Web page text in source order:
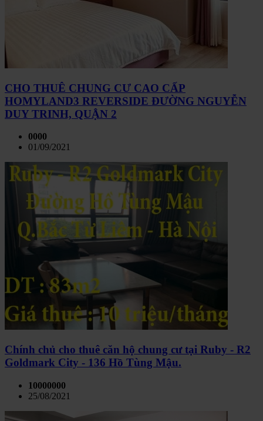
CHO THUÊ CHUNG CƯ CAO CẤP
HOMYLAND3 REVERSIDE ĐƯỜNG NGUYỄN
DUY TRINH, QUẬN 2
0000
01/09/2021
Chính chủ cho thuê căn hộ chung cư tại Ruby - R2
Goldmark City - 136 Hồ Tùng Mậu.
10000000
25/08/2021